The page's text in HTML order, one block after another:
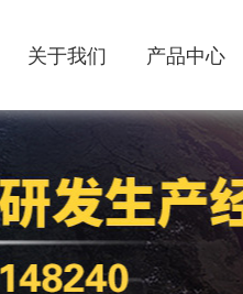
关于我们 产品中心